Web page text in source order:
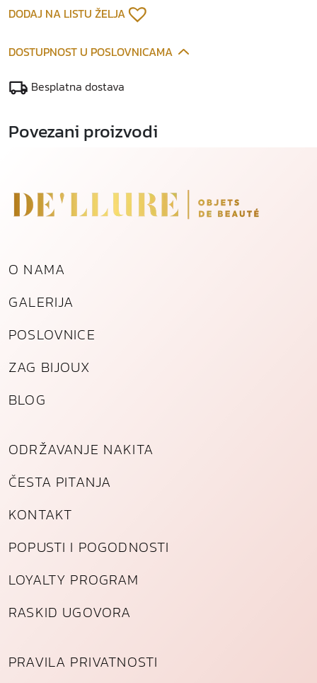
v
e
a
k
o
n
DODAJ NA LISTU ŽELJA
DOSTUPNOST U POSLOVNICAMA
Besplatna dostava
Povezani proizvodi
O NAMA
GALERIJA
POSLOVNICE
ZAG BIJOUX
BLOG
ODRŽAVANJE NAKITA
ČESTA PITANJA
KONTAKT
POPUSTI I POGODNOSTI
LOYALTY PROGRAM
RASKID UGOVORA
PRAVILA PRIVATNOSTI